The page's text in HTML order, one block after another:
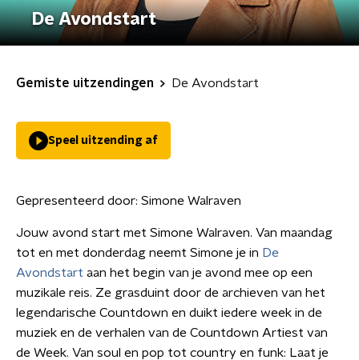
De Avondstart
Gemiste uitzendingen De Avondstart
Speel uitzending af
Gepresenteerd door: Simone Walraven
Jouw avond start met Simone Walraven. Van maandag
tot en met donderdag neemt Simone je in De
Avondstart aan het begin van je avond mee op een
muzikale reis. Ze grasduint door de archieven van het
legendarische Countdown en duikt iedere week in de
muziek en de verhalen van de Countdown Artiest van
de Week. Van soul en pop tot country en funk: Laat je